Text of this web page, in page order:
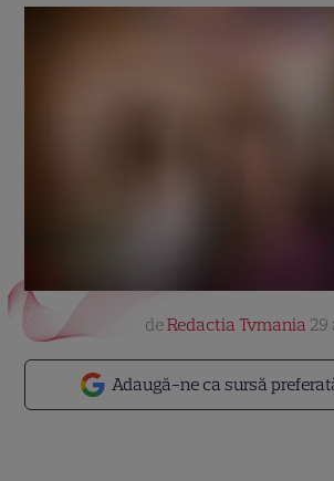
Adaugă-ne ca sursă
deRedactia Tvmania 29